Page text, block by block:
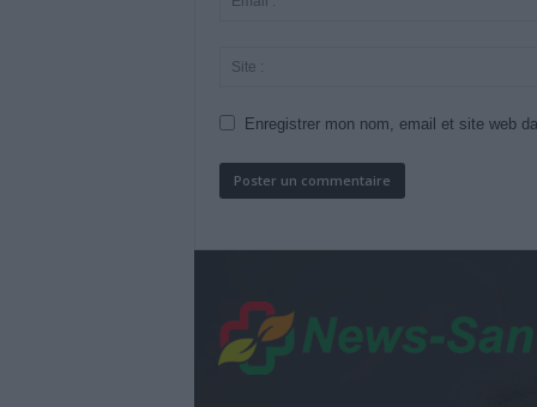
Enregistrer mon nom, email et site web